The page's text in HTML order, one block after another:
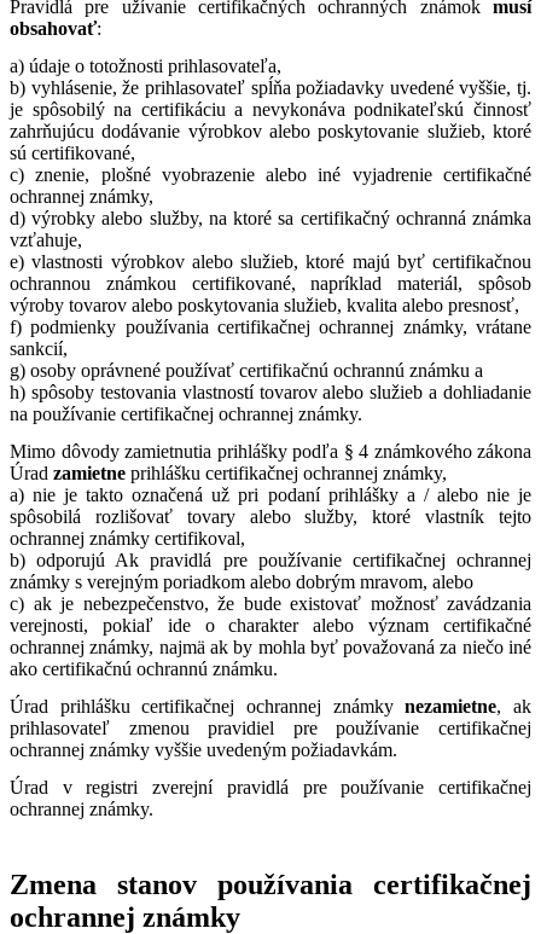
Pravidlá pre užívanie certifikačných ochranných známok musí
obsahovať:
a) údaje o totožnosti prihlasovateľa,
b) vyhlásenie, že prihlasovateľ spĺňa požiadavky uvedené vyššie, tj.
je spôsobilý na certifikáciu a nevykonáva podnikateľskú činnosť
zahrňujúcu dodávanie výrobkov alebo poskytovanie služieb, ktoré
sú certifikované,
c) znenie, plošné vyobrazenie alebo iné vyjadrenie certifikačné
ochrannej známky,
d) výrobky alebo služby, na ktoré sa certifikačný ochranná známka
vzťahuje,
e) vlastnosti výrobkov alebo služieb, ktoré majú byť certifikačnou
ochrannou známkou certifikované, napríklad materiál, spôsob
výroby tovarov alebo poskytovania služieb, kvalita alebo presnosť,
f) podmienky používania certifikačnej ochrannej známky, vrátane
sankcií,
g) osoby oprávnené používať certifikačnú ochrannú známku a
h) spôsoby testovania vlastností tovarov alebo služieb a dohliadanie
na používanie certifikačnej ochrannej známky.
Mimo dôvody zamietnutia prihlášky podľa § 4 známkového zákona
Úrad zamietne prihlášku certifikačnej ochrannej známky,
a) nie je takto označená už pri podaní prihlášky a / alebo nie je
spôsobilá rozlišovať tovary alebo služby, ktoré vlastník tejto
ochrannej známky certifikoval,
b) odporujú Ak pravidlá pre používanie certifikačnej ochrannej
známky s verejným poriadkom alebo dobrým mravom, alebo
c) ak je nebezpečenstvo, že bude existovať možnosť zavádzania
verejnosti, pokiaľ ide o charakter alebo význam certifikačné
ochrannej známky, najmä ak by mohla byť považovaná za niečo iné
ako certifikačnú ochrannú známku.
Úrad prihlášku certifikačnej ochrannej známkynezamietne, ak
prihlasovateľ zmenou pravidiel pre používanie certifikačnej
ochrannej známky vyššie uvedeným požiadavkám.
Úrad v registri zverejní pravidlá pre používanie certifikačnej
ochrannej známky.
Zmena stanov používania certifikačnej
ochrannej známky